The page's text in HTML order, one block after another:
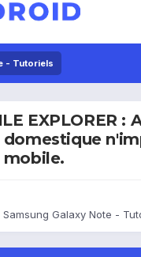
- Tutoriels
EXPLORER :
domestique
mobile.
Samsung Galaxy Note -